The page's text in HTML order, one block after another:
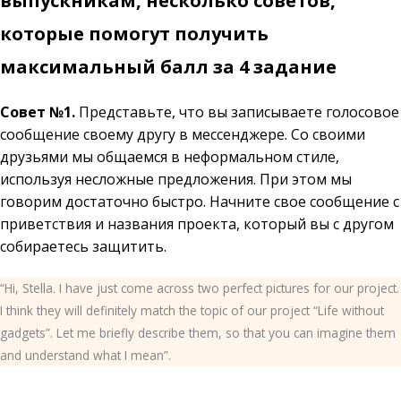
которые помогут получить
максимальный балл за 4 задание
Совет №1. Представьте, что вы записываете голосовое
сообщение своему другу в мессенджере. Со своими
друзьями мы общаемся в неформальном стиле,
используя несложные предложения. При этом мы
говорим достаточно быстро. Начните свое сообщение с
приветствия и названия проекта, который вы с другом
собираетесь защитить.
“Hi, Stella. I have just come across two perfect pictures for our project.
I think they will definitely match the topic of our project “Life without
gadgets”. Let me briefly describe them, so that you can imagine them
and understand what I mean”.